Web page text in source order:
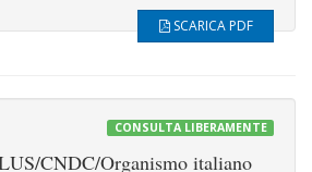
SCARICA PDF
CONSULTA LIBERAMENTE
CNDC/Organismo italiano